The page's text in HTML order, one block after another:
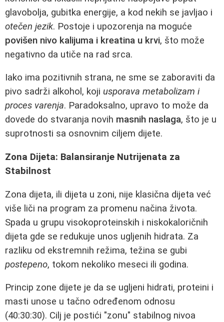
glavobolja, gubitka energije, a kod nekih se javljao i
otečen jezik. Postoje i upozorenja na moguće
povišen nivo kalijuma i kreatina u krvi, što može
negativno da utiče na rad srca.
Iako ima pozitivnih strana, ne sme se zaboraviti da
pivo sadrži alkohol, koji usporava metabolizam i
proces varenja. Paradoksalno, upravo to može da
dovede do stvaranja novih masnih naslaga, što je u
suprotnosti sa osnovnim ciljem dijete.
Zona Dijeta: Balansiranje Nutrijenata za
Stabilnost
Zona dijeta, ili dijeta u zoni, nije klasična dijeta već
više liči na program za promenu načina života.
Spada u grupu visokoproteinskih i niskokaloričnih
dijeta gde se redukuje unos ugljenih hidrata. Za
razliku od ekstremnih režima, težina se gubi
postepeno, tokom nekoliko meseci ili godina.
Princip zone dijete je da se ugljeni hidrati, proteini i
masti unose u tačno određenom odnosu
(40:30:30). Cilj je postići "zonu" stabilnog nivoa